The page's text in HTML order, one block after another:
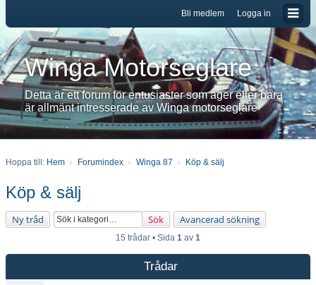
Logga in
Bli medlem
Winga Motorseglare
Detta är ett forum för entusiaster som äger eller bara
är allmänt intresserade av Winga motorseglare
Hoppa till: Hem Forumindex Winga 87 Köp & sälj
Köp & sälj
Ny tråd Sök Avancerad sökning
15 trådar • Sida 1 av 1
Trådar